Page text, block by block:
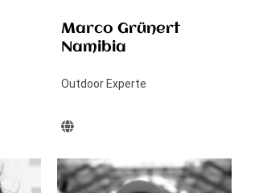
Marco Grünert
Namibia
Outdoor Experte